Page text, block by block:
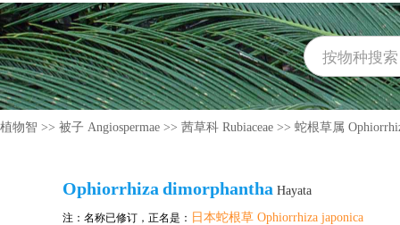
植物智 >> 被子 Angiospermae >> 茜草科 Rubiaceae >> 蛇根草属
Ophiorrhiza dimorphantha Hayata
注：名称已修订，正名是： 日本蛇根草 Ophiorrhiza japonica